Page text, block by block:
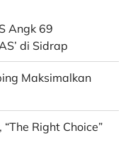
Angk 69
di Sidrap
Maksimalkan
Right Choice”